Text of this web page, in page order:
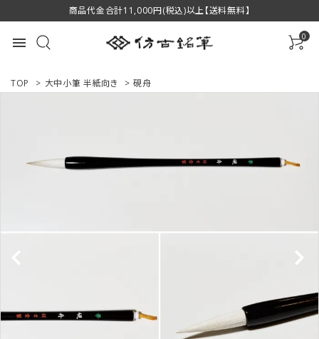
商品代金合計11,000円(税込)以上【送料無料】
menu 0
ようこそ ゲスト 様
TOP > 大中小筆 半紙向き > 硯舟